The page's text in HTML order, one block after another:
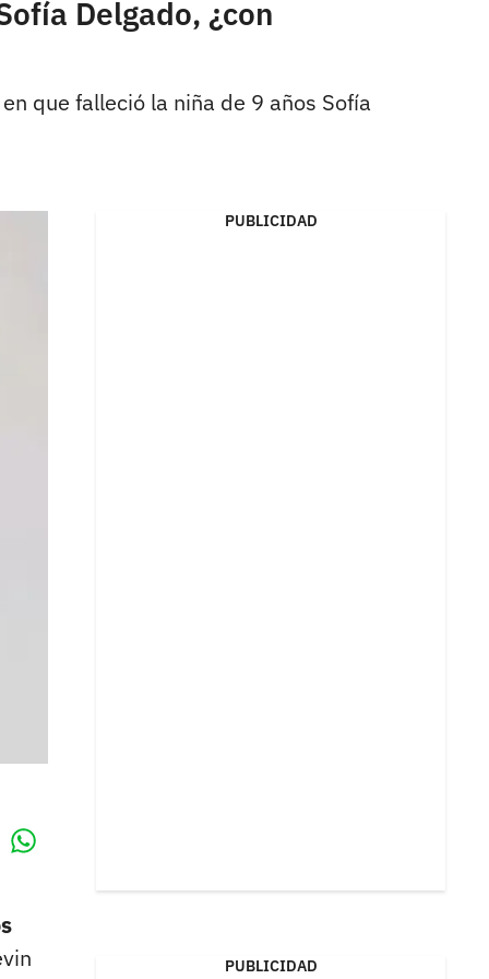
Delgado, ¿con
que falleció la niña de 9 años Sofía
PUBLICIDAD
PUBLICIDAD